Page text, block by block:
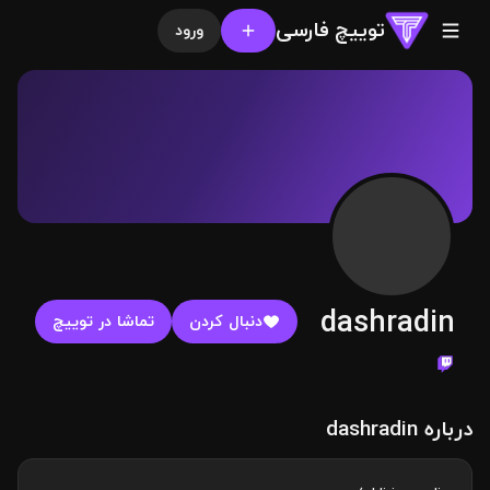
توییچ فارسی ورود
dashradin دنبال کردن تماشا در توییچ
درباره dashradin